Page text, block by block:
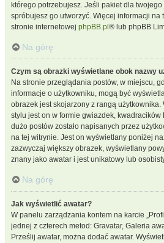
którego potrzebujesz. Jeśli pakiet dla
spróbujesz go utworzyć. Więcej informacji na
stronie internetowej phpBB.pl ® lub phpBB
Na górę
Czym są obrazki wyświetlane obok nazwy
Na stronie przeglądania postów, w miejscu,
informacje o użytkowniku, mogą być
obrazek jest skojarzony z rangą
stylu jest on w formie gwiazdek,
dużo postów zostało napisanych przez
na tej witrynie. Jest on wyświetlany poniżej
zazwyczaj większy obrazek, wyświetlany
znany jako awatar i jest unikatowy lub
Na górę
Jak wyświetlić awatar?
W panelu zarządzania kontem na karcie
jednej z czterech metod: Gravatar, Galeria
Prześlij awatar, można dodać awatar.